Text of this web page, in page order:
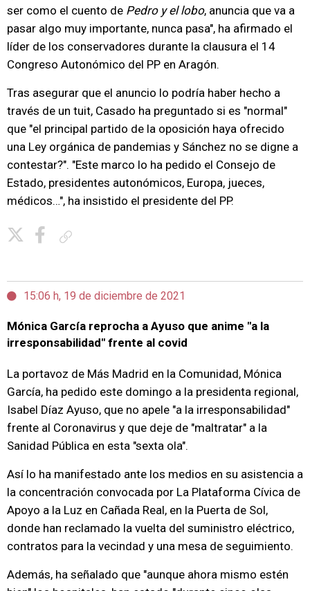
ser como el cuento de Pedro y el lobo, anuncia que va a
pasar algo muy importante, nunca pasa", ha afirmado el
líder de los conservadores durante la clausura el 14
Congreso Autonómico del PP en Aragón.
Tras asegurar que el anuncio lo podría haber hecho a
través de un tuit, Casado ha preguntado si es "normal"
que "el principal partido de la oposición haya ofrecido
una Ley orgánica de pandemias y Sánchez no se digne a
contestar?". "Este marco lo ha pedido el Consejo de
Estado, presidentes autonómicos, Europa, jueces,
médicos…", ha insistido el presidente del PP.
15:06 h, 19 de diciembre de 2021
Mónica García reprocha a Ayuso que anime "a la
irresponsabilidad" frente al covid
La portavoz de Más Madrid en la Comunidad, Mónica
García, ha pedido este domingo a la presidenta regional,
Isabel Díaz Ayuso, que no apele "a la irresponsabilidad"
frente al Coronavirus y que deje de "maltratar" a la
Sanidad Pública en esta "sexta ola".
Así lo ha manifestado ante los medios en su asistencia a
la concentración convocada por La Plataforma Cívica de
Apoyo a la Luz en Cañada Real, en la Puerta de Sol,
donde han reclamado la vuelta del suministro eléctrico,
contratos para la vecindad y una mesa de seguimiento.
Además, ha señalado que "aunque ahora mismo estén